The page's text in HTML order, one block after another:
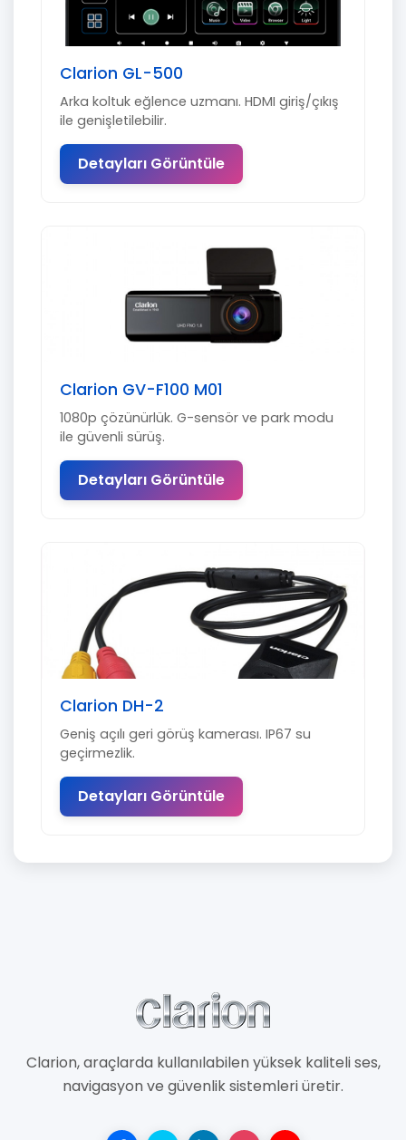
Clarion GL-500
Arka koltuk eğlence uzmanı. HDMI giriş/çıkış
ile genişletilebilir.
Detayları Görüntüle
Clarion GV-F100 M01
1080p çözünürlük. G-sensör ve park modu
ile güvenli sürüş.
Detayları Görüntüle
Clarion DH-2
Geniş açılı geri görüş kamerası. IP67 su
geçirmezlik.
Detayları Görüntüle
Clarion, araçlarda kullanılabilen yüksek kaliteli ses,
navigasyon ve güvenlik sistemleri üretir.